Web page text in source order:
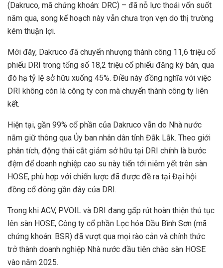
(Dakruco, mã chứng khoán: DRC) – đã nỗ lực thoái vốn suốt
năm qua, song kế hoạch này vẫn chưa trọn vẹn do thị trường
kém thuận lợi.
Mới đây, Dakruco đã chuyển nhượng thành công 11,6 triệu cổ
phiếu DRI trong tổng số 18,2 triệu cổ phiếu đăng ký bán, qua
đó hạ tỷ lệ sở hữu xuống 45%. Điều này đồng nghĩa với việc
DRI không còn là công ty con mà chuyển thành công ty liên
kết.
Hiện tại, gần 99% cổ phần của Dakruco vẫn do Nhà nước
nắm giữ thông qua Ủy ban nhân dân tỉnh Đắk Lắk. Theo giới
phân tích, động thái cắt giảm sở hữu tại DRI chính là bước
đệm để doanh nghiệp cao su này tiến tới niêm yết trên sàn
HOSE, phù hợp với chiến lược đã được đề ra tại Đại hội
đồng cổ đông gần đây của DRI.
Trong khi ACV, PVOIL và DRI đang gấp rút hoàn thiện thủ tục
lên sàn HOSE, Công ty cổ phần Lọc hóa Dầu Bình Sơn (mã
chứng khoán: BSR) đã vượt qua mọi rào cản và chính thức
trở thành doanh nghiệp Nhà nước đầu tiên chào sàn HOSE
vào năm 2025.